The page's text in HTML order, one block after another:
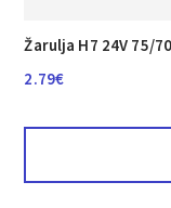
Žarulja H7 24V 75/
2.79€